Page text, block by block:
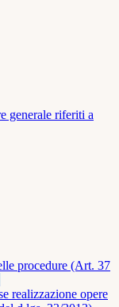
generale riferiti a
procedure (Art. 37
realizzazione opere